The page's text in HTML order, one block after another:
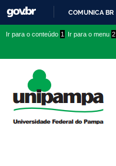
COMUNICA BR
conteúdo
menu
superior
menu
Ir para o conteúdo 1 Ir para o menu 2